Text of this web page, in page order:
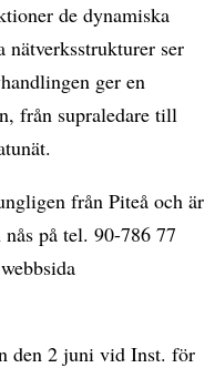
de dynamiska
nätverksstrukturer ser
ger en
från supraledare till
från Piteå och är
på tel. 90-786 77
den 2 juni vid Inst. för